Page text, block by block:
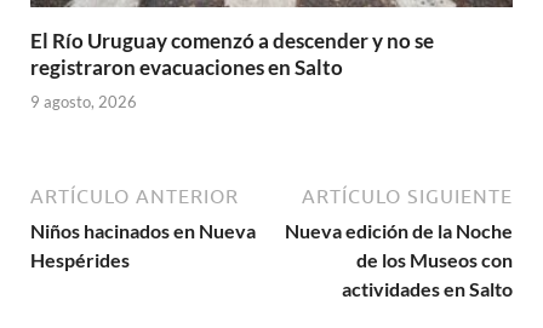
El Río Uruguay comenzó a descender y no se
registraron evacuaciones en Salto
9 agosto, 2026
ARTÍCULO ANTERIOR
Niños hacinados en Nueva
Hespérides
ARTÍCULO SIGUIENTE
Nueva edición de la Noche
de los Museos con
actividades en Salto